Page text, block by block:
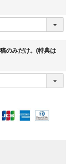
のみだけ。(特典は